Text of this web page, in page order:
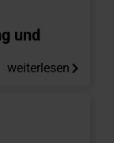
und
weiterlesen